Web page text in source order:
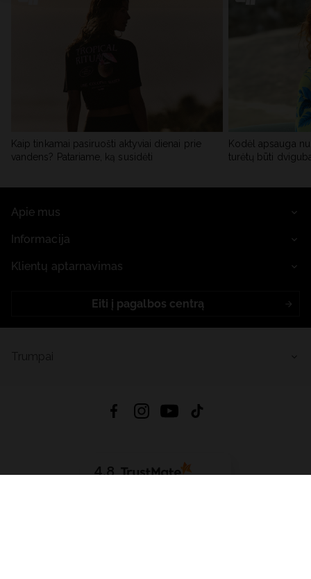
Kaip tinkamai pasiruošti aktyviai dienai prie
vandens? Patariame, ką susidėti
Kodėl apsauga
turėtų būti
Apie mus
Informacija
Klientų aptarnavimas
Eiti į pagalbos centrą
4.8